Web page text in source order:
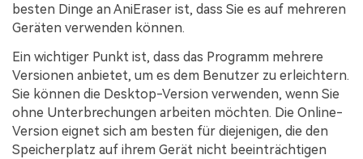
besten Dinge an AniEraser ist, dass Sie es auf mehreren
Geräten verwenden können.
Ein wichtiger Punkt ist, dass das Programm mehrere
Versionen anbietet, um es dem Benutzer zu erleichtern.
Sie können die Desktop-Version verwenden, wenn Sie
ohne Unterbrechungen arbeiten möchten. Die Online-
Version eignet sich am besten für diejenigen, die den
Speicherplatz auf ihrem Gerät nicht beeinträchtigen